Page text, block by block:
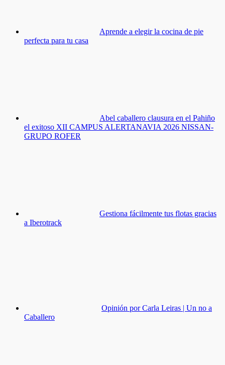
Aprende a elegir la cocina de pie
perfecta para tu casa
Abel caballero clausura en el Pahiño
el exitoso XII CAMPUS ALERTANAVIA 2026 NISSAN-
GRUPO ROFER
Gestiona fácilmente tus flotas gracias
a Iberotrack
Opinión por Carla Leiras | Un no a
Caballero